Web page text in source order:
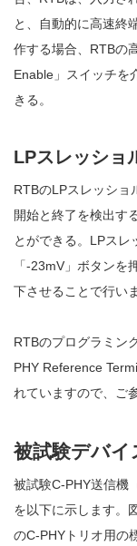
と、自動的に高速終
作する場合、RTBの
Enable」スイッチを
きる。
LPスレッショ
RTBのLPスレッショ
開始と終了を検出す
とができる。LPスレ
「-23mV」ボタン
下させることで行い
RTBのプログラミン
PHY Reference
れていますので、ご
被試験デバイ
被試験C-PHY送信機
を以下に示します。
のC-PHYトリオ用の